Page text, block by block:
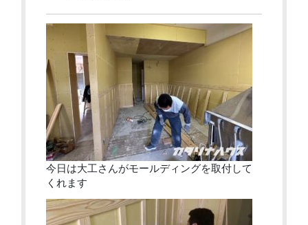
今日は大工さんがモールディングを取付して
くれます